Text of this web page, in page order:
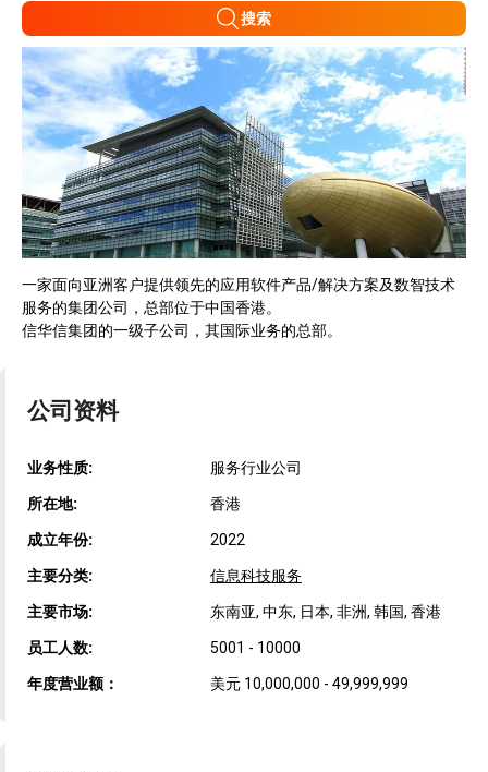
搜索
一家面向亚洲客户提供领先的应用软件产品/解决方案及数智技术
服务的集团公司，总部位于中国香港。
信华信集团的一级子公司，其国际业务的总部。
公司资料
业务性质: 服务行业公司
所在地: 香港
成立年份: 2022
主要分类: 信息科技服务
主要市场: 东南亚, 中东, 日本, 非洲, 韩国, 香港
员工人数: 5001 - 10000
年度营业额： 美元 10,000,000 - 49,999,999